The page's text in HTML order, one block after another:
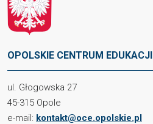
OPOLSKIE CENTRUM EDUKACJI
ul. Głogowska 27
45-315 Opole
e-mail: kontakt@oce.opolskie.pl